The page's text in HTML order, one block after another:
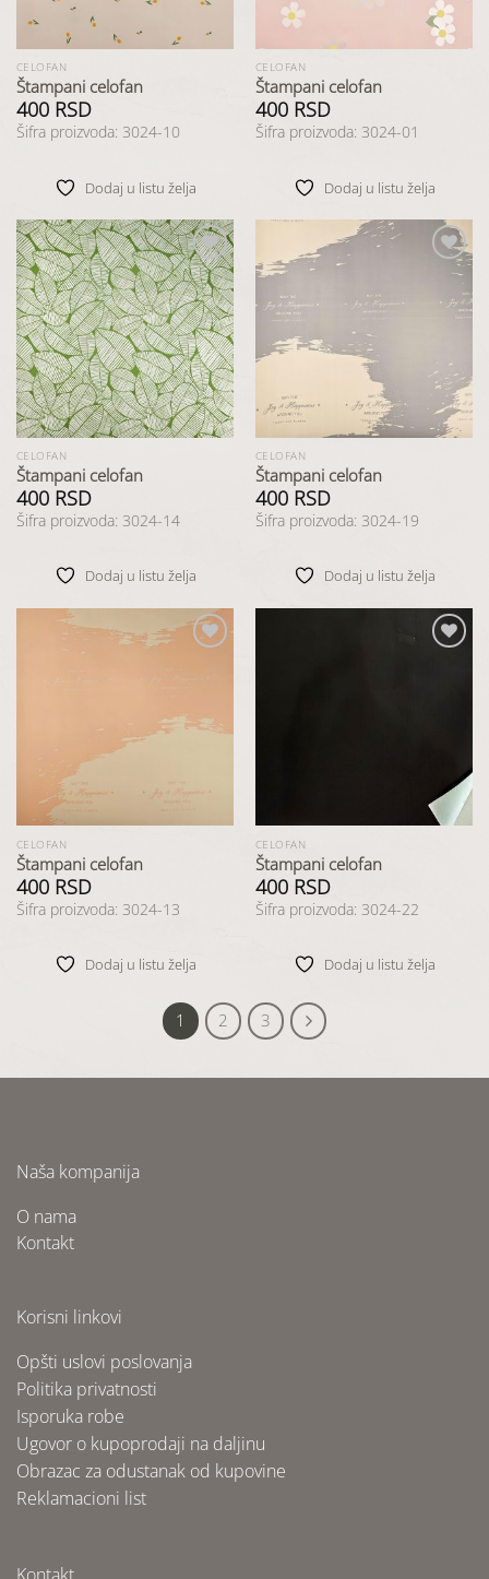
CELOFAN
Štampani celofan
400 RSD
Šifra proizvoda: 3024-10
Dodaj u listu želja
CELOFAN
Štampani celofan
400 RSD
Šifra proizvoda: 3024-01
Dodaj u listu želja
Dodaj
u listu
želja
CELOFAN
Štampani celofan
400 RSD
Šifra proizvoda: 3024-14
Dodaj u listu želja
Dodaj
CELOFAN
Štampani celofan
400 RSD
Šifra proizvoda: 3024-19
Dodaj u listu želja
želja
CELOFAN
Štampani celofan
400 RSD
Šifra proizvoda: 3024-13
Dodaj u listu želja
CELOFAN
Štampani celofan
400 RSD
Šifra proizvoda: 3024-22
Dodaj u listu želja
1 2 3
Naša kompanija
O nama
Kontakt
Korisni linkovi
Opšti uslovi poslovanja
Politika privatnosti
Isporuka robe
Ugovor o kupoprodaji na daljinu
Obrazac za odustanak od kupovine
Reklamacioni list